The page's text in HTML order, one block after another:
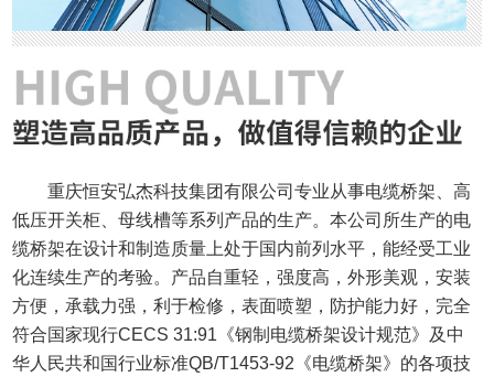
重庆恒安弘杰科技集团有限公司专业从事电缆桥架、高
低压开关柜、母线槽等系列产品的生产。本公司所生产的电
缆桥架在设计和制造质量上处于国内前列水平，能经受工业
化连续生产的考验。产品自重轻，强度高，外形美观，安装
方便，承载力强，利于检修，表面喷塑，防护能力好，完全
符合国家现行CECS 31:91《钢制电缆桥架设计规范》及中
华人民共和国行业标准QB/T1453-92《电缆桥架》的各项技